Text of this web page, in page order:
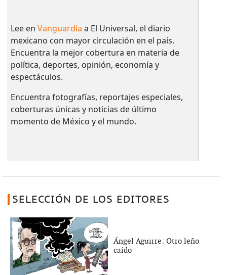
Lee en Vanguardia a El Universal, el diario
mexicano con mayor circulación en el país.​
Encuentra la mejor cobertura en materia de
política, deportes, opinión, economía y
espectáculos.
Encuentra fotografías, reportajes especiales,
coberturas únicas y noticias de último
momento de México y el mundo.
SELECCIÓN DE LOS EDITORES
Ángel Aguirre: Otro leño
caído